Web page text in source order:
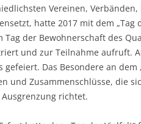
Vereinen,
hatte 2017 mit dem „Tag
Tag der Bewohnerschaft des
und zur Teilnahme aufruft.
gefeiert. Das Besondere an
und Zusammenschlüsse, die
richtet.